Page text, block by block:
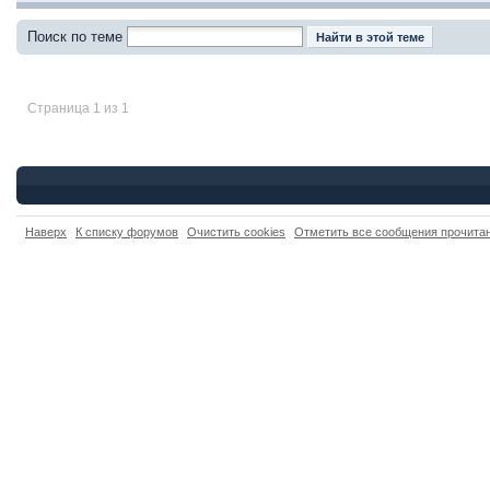
Поиск по теме
Страница 1 из 1
Наверх К списку форумов Очистить cookies Отметить все сообщения